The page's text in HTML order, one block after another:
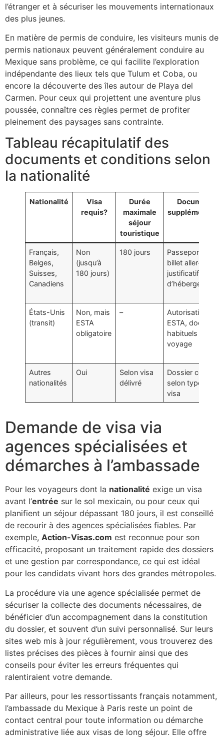
l’étranger et à sécuriser les mouvements internationaux
des plus jeunes.
En matière de permis de conduire, les visiteurs munis de
permis nationaux peuvent généralement conduire au
Mexique sans problème, ce qui facilite l’exploration
indépendante des lieux tels que Tulum et Coba, ou
encore la découverte des îles autour de Playa del
Carmen. Pour ceux qui projettent une aventure plus
poussée, connaître ces règles permet de profiter
pleinement des paysages sans contrainte.
Tableau récapitulatif des
documents et conditions selon
la nationalité
Nationalité
Visa
requis?
Durée
maximale
séjour
touristique
Documents
Français,
Belges,
Suisses,
Canadiens
Non
(jusqu’à
180 jours)
180 jours
Passeport
billet aller-retour,
justificatif
d’hébergement
États-Unis
(transit)
Non, mais
ESTA
obligatoire
–
Autorisation
ESTA,
habituels de
voyage
Autres
nationalités
Oui
Selon visa
délivré
Dossier complet
selon type de
visa
Demande de visa via
agences spécialisées et
démarches à l’ambassade
Pour les voyageurs dont la nationalité exige un visa
avant l’entrée sur le sol mexicain, ou pour ceux qui
planifient un séjour dépassant 180 jours, il est conseillé
de recourir à des agences spécialisées fiables. Par
exemple, Action-Visas.com est reconnue pour son
efficacité, proposant un traitement rapide des dossiers
et une gestion par correspondance, ce qui est idéal
pour les candidats vivant hors des grandes métropoles.
La procédure via une agence spécialisée permet de
sécuriser la collecte des documents nécessaires, de
bénéficier d’un accompagnement dans la constitution
du dossier, et souvent d’un suivi personnalisé. Sur leurs
sites web mis à jour régulièrement, vous trouverez des
listes précises des pièces à fournir ainsi que des
conseils pour éviter les erreurs fréquentes qui
ralentiraient votre demande.
Par ailleurs, pour les ressortissants français notamment,
l’ambassade du Mexique à Paris reste un point de
contact central pour toute information ou démarche
administrative liée aux visas de long séjour. Elle offre